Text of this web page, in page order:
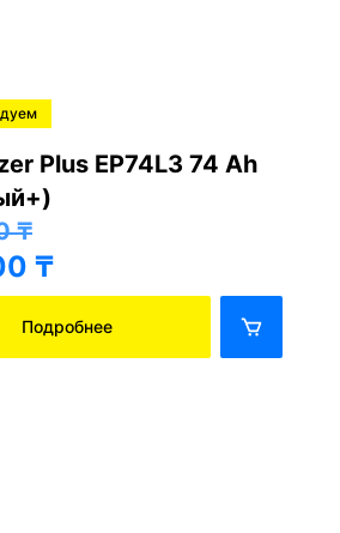
Plus EP74L3 74 Ah
₸
₸
Подробнее